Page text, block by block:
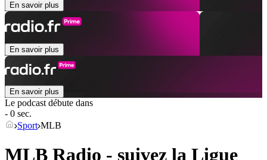
En savoir plus
En savoir plus
En savoir plus
Le podcast débute dans
- 0 sec.
Sport MLB
MLB Radio - suivez la Ligue